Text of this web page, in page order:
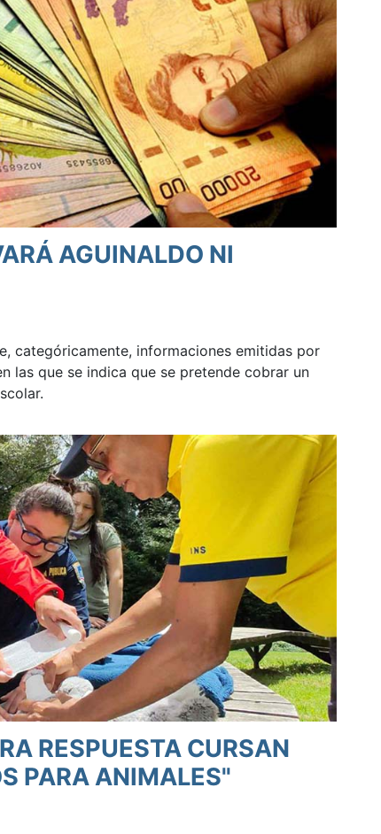
AGUINALDO NI
categóricamente, informaciones emitidas por
las que se indica que se pretende cobrar un
RESPUESTA CURSAN
PARA ANIMALES"